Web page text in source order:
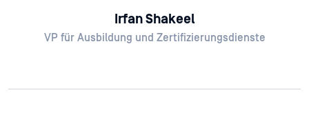
Irfan Shakeel
VP für Ausbildung und Zertifizierungsdienste